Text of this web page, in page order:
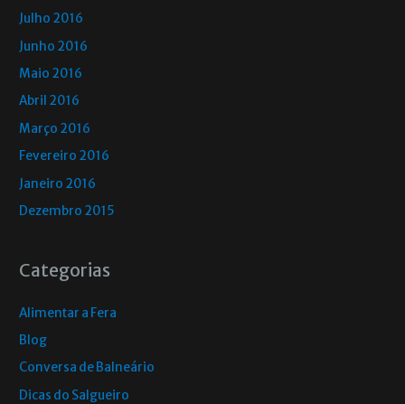
Julho 2016
Junho 2016
Maio 2016
Abril 2016
Março 2016
Fevereiro 2016
Janeiro 2016
Dezembro 2015
Categorias
Alimentar a Fera
Blog
Conversa de Balneário
Dicas do Salgueiro